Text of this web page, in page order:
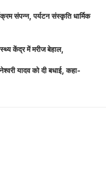
संपन्न, पर्यटन संस्कृति धार्मिक
केंद्र में मरीज बेहाल,
यादव को दी बधाई, कहा-